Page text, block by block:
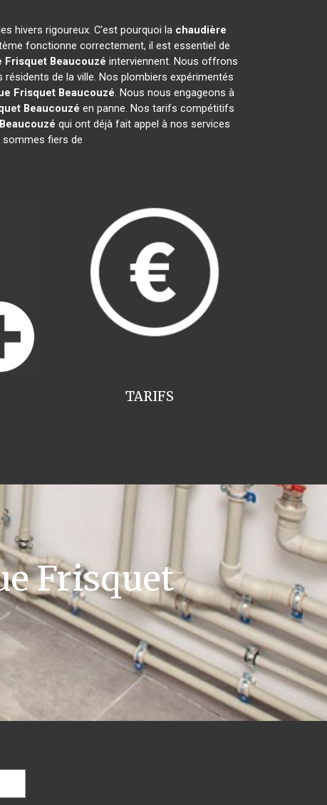
hivers rigoureux. C'est pourquoi la chaudière
fonctionne correctement, il est essentiel de
Frisquet Beaucouzé interviennent. Nous offrons
résidents de la ville. Nos plombiers expérimentés
Frisquet Beaucouzé. Nous nous engageons à
Beaucouzé en panne. Nos tarifs compétitifs
Beaucouzé qui ont déjà fait appel à nos services
fiers de
TARIFS
Frisquet